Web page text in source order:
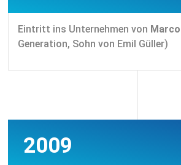
Eintritt ins Unternehmen von
Generation, Sohn von Emil Güller)
2009